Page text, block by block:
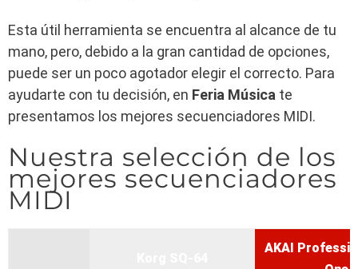
Esta útil herramienta se encuentra al alcance de tu
mano, pero, debido a la gran cantidad de opciones,
puede ser un poco agotador elegir el correcto. Para
ayudarte con tu decisión, en Feria Música te
presentamos los mejores secuenciadores MIDI.
Nuestra selección de los
mejores secuenciadores
MIDI
AKAI